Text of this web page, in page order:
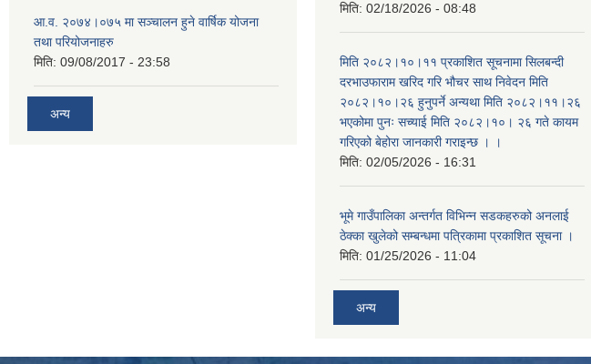
आ.व. २०७४।०७५ मा सञ्चालन हुने वार्षिक योजना
तथा परियोजनाहरु
मिति: 09/08/2017 - 23:58
अन्य
मिति: 02/18/2026 - 08:48
मिति २०८२।१०।११ प्रकाशित सूचनामा सिलबन्दी
दरभाउफाराम खरिद गरि भौचर साथ निवेदन मिति
२०८२।१०।२६ हुनुपर्ने अन्यथा मिति २०८२।११।२६
भएकोमा पुनः सच्याई मिति २०८२।१०। २६ गते कायम
गरिएको बेहोरा जानकारी गराइन्छ । ।
मिति: 02/05/2026 - 16:31
भूमे गाउँपालिका अन्तर्गत विभिन्न सडकहरुको अनलाई
ठेक्का खुलेको सम्बन्धमा पत्रिकामा प्रकाशित सूचना ।
मिति: 01/25/2026 - 11:04
अन्य